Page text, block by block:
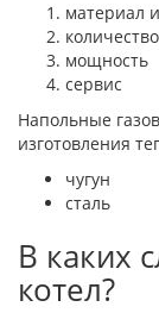
материал
мощность
сервис
Напольные
изготовления
чугун
сталь
В каких
котел?